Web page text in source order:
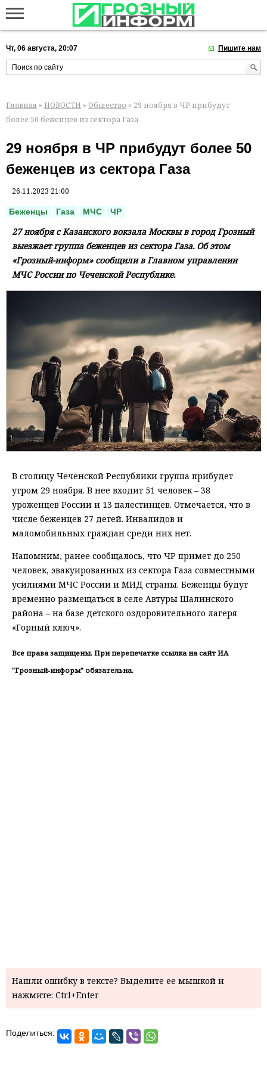
Чт, 06 августа, 20:07 Пишите нам
Главная » НОВОСТИ » Общество » 29 ноября в ЧР прибудут
более 50 беженцев из сектора Газа
29 ноября в ЧР прибудут более 50
беженцев из сектора Газа
26.11.2023 21:00
Беженцы Газа МЧС ЧР
27 ноября с Казанского вокзала Москвы в город Грозный
выезжает группа беженцев из сектора Газа. Об этом
«Грозный-информ» сообщили в Главном управлении
МЧС России по Чеченской Республике.
В столицу Чеченской Республики группа прибудет
утром 29 ноября. В нее входит 51 человек – 38
уроженцев России и 13 палестинцев. Отмечается, что в
числе беженцев 27 детей. Инвалидов и
маломобильных граждан среди них нет.
Напомним, ранее сообщалось, что ЧР примет до 250
человек, эвакуированных из сектора Газа совместными
усилиями МЧС России и МИД страны. Беженцы будут
временно размещаться в селе Автуры Шалинского
района – на базе детского оздоровительного лагеря
«Горный ключ».
Все права защищены. При перепечатке ссылка на сайт ИА
"Грозный-информ" обязательна.
Нашли ошибку в тексте? Выделите ее мышкой и
нажмите: Ctrl+Enter
Поделиться: